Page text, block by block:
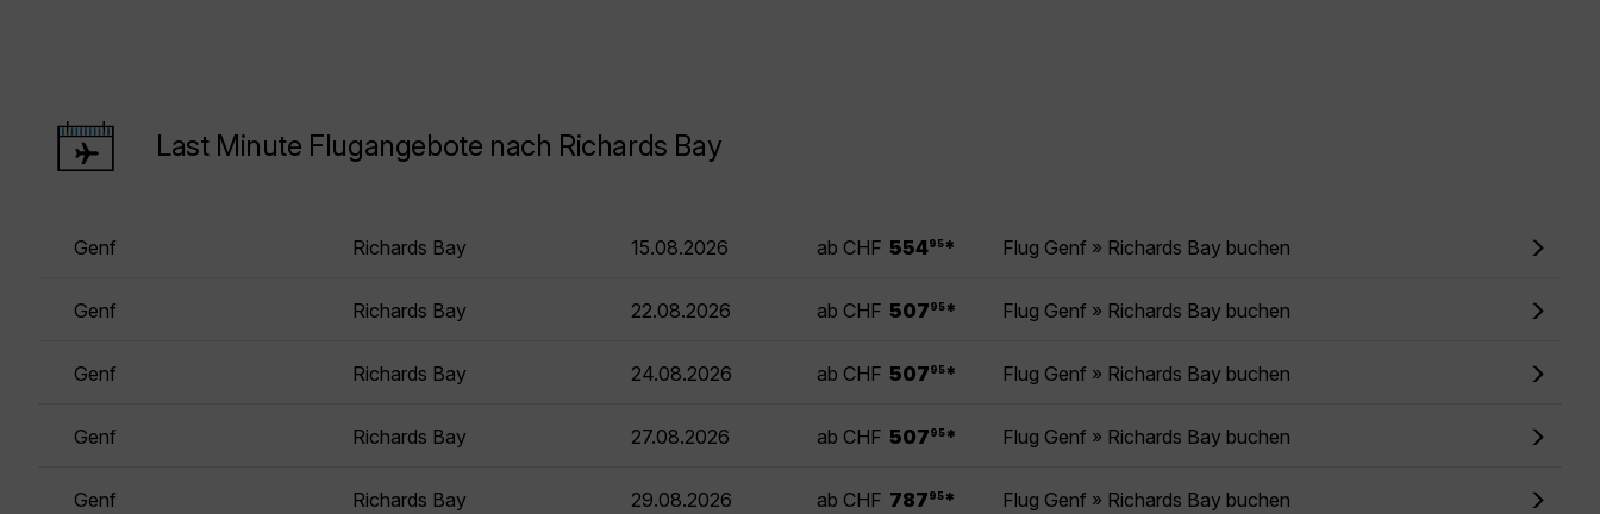
Last Minute Flugangebote nach Richards Bay
Genf Richards Bay 15.08.2026 ab CHF 55495 * Flug Genf » Richards Bay buchen
Genf Richards Bay 22.08.2026 ab CHF 507 95 * Flug Genf » Richards Bay buchen
Genf Richards Bay 24.08.2026 ab CHF 507 95 * Flug Genf » Richards Bay buchen
Genf Richards Bay 27.08.2026 ab CHF 507 95 * Flug Genf » Richards Bay buchen
Genf Richards Bay 29.08.2026 ab CHF 787 95 * Flug Genf » Richards Bay buchen